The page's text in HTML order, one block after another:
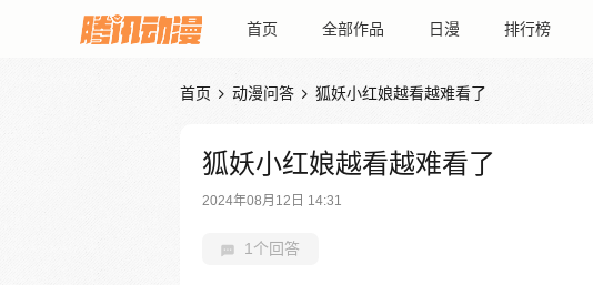
首页 全部作品 日漫 排行榜
首页  动漫问答  狐妖小红娘越看越难看了
狐妖小红娘越看越难看了
2024年08月12日 14:31
1个回答